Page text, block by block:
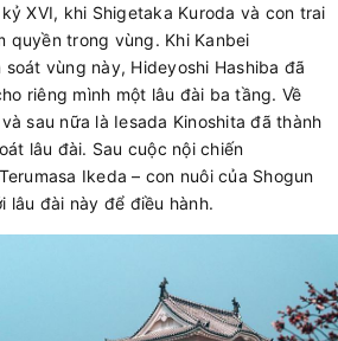
XVI, khi Shigetaka Kuroda và con trai
quyền trong vùng. Khi Kanbei
vùng này, Hideyoshi Hashiba đã
riêng mình một lâu đài ba tầng. Về
sau nữa là Iesada Kinoshita đã thành
lâu đài. Sau cuộc nội chiến
Ikeda – con nuôi của Shogun
lâu đài này để điều hành.